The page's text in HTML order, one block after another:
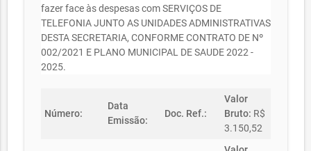
fazer face às despesas com SERVIÇOS DE
TELEFONIA JUNTO AS UNIDADES ADMINISTRATIVAS
DESTA SECRETARIA, CONFORME CONTRATO DE Nº
002/2021 E PLANO MUNICIPAL DE SAUDE 2022 -
2025.
Número:
Data
Emissão:
Doc. Ref.:
Valor
Bruto: R$
3.150,52